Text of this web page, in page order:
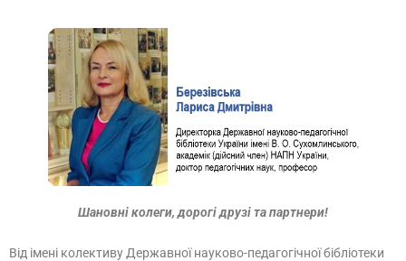
Шановні колеги, дорогі друзі та партнери!
Від імені колективу Державної науково-педагогічної бібліотеки